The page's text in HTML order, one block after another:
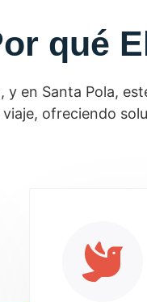
qué
en Santa Pola,
ofreciendo